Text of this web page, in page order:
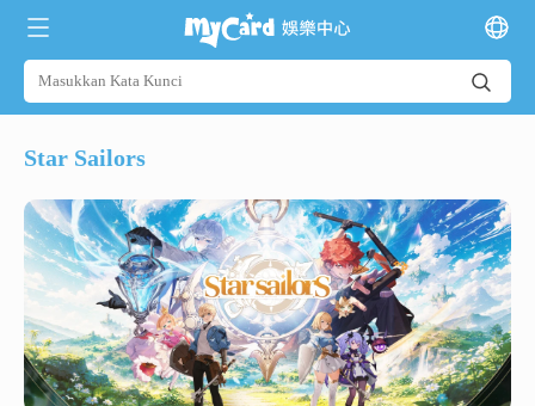
Star Sailors